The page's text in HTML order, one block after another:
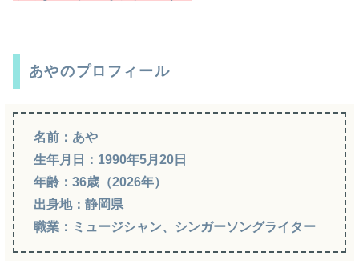
あやのプロフィール
名前：あや
生年月日：1990年5月20日
年齢：36歳（2026年）
出身地：静岡県
職業：ミュージシャン、シンガーソングライター